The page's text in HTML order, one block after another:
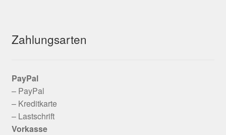
Zahlungsarten
PayPal
– PayPal
– Kreditkarte
– Lastschrift
Vorkasse